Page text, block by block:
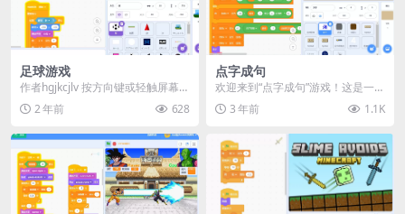
足球游戏
作者hgjkcjlv 按方向键或轻触屏幕，
或按下 w、a 和 d 键，将足球送入...
2 年前 628
点字成句
欢迎来到“点字成句”游戏！这是一个
富有挑战性的古诗词还原游戏，让
你在享受游戏乐趣...
3 年前 1.1K